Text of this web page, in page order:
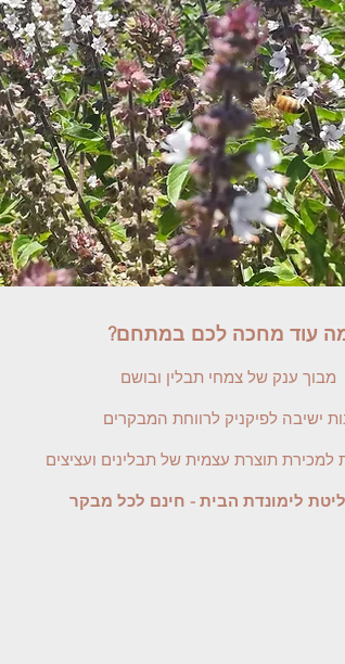
עוד מחכה לכם במתחם?
מבוך ענק של צמחי תבלין ובושם
ישיבה לפיקניק לרווחת המבקרים
למכירת תוצרת עצמית של תבלינים ועציצים
לימונדת הבית - חינם לכל מבקר